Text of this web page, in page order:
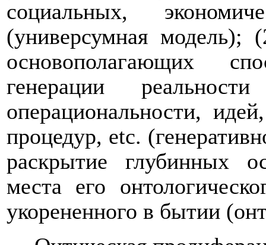
социальных,
(универсумная модель);
основополагающих
генерации
операциональности,
процедур, etc.
раскрытие глубинных
места его
укорененного в бытии